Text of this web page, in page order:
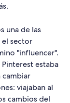
una de las
el sector
"influencer".
estaba
cambiar
viajaban al
cambios del